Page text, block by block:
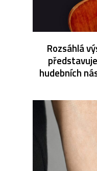
Rozsáhlá
hudebních